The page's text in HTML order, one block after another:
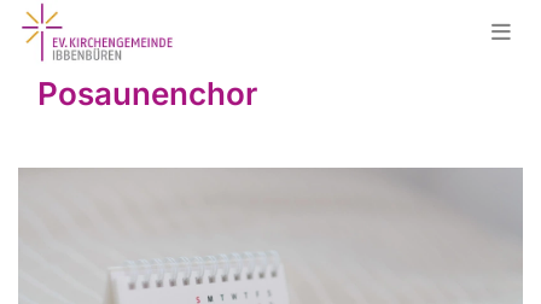
Posaunenchor